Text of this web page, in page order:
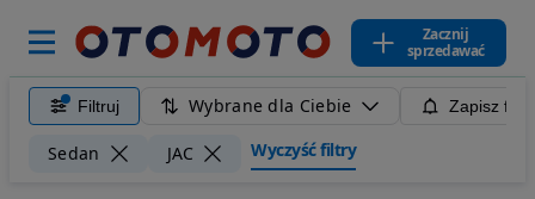
Zacznij
sprzedawać
Filtruj Wybrane dla Ciebie Zapisz
Sedan JAC Wyczyść filtry